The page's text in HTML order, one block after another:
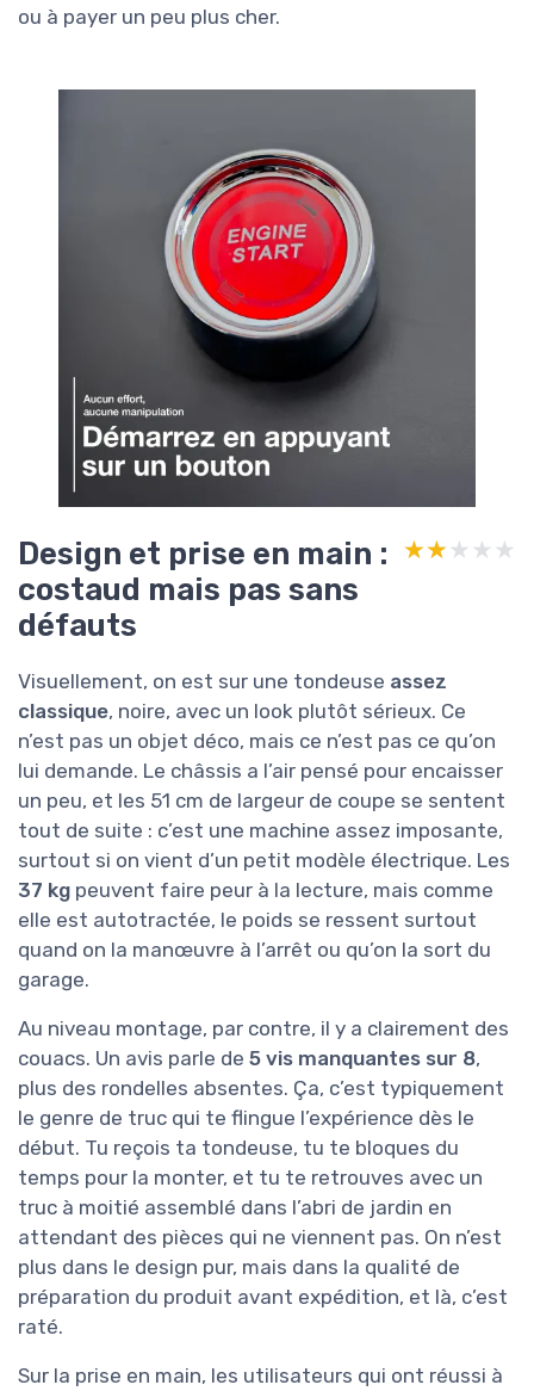
ou à payer un peu plus cher.
Design et prise en main :
costaud mais pas sans
défauts
★★★★★
★★★★★
Visuellement, on est sur une tondeuse assez
classique, noire, avec un look plutôt sérieux. Ce
n’est pas un objet déco, mais ce n’est pas ce qu’on
lui demande. Le châssis a l’air pensé pour encaisser
un peu, et les 51 cm de largeur de coupe se sentent
tout de suite : c’est une machine assez imposante,
surtout si on vient d’un petit modèle électrique. Les
37 kg peuvent faire peur à la lecture, mais comme
elle est autotractée, le poids se ressent surtout
quand on la manœuvre à l’arrêt ou qu’on la sort du
garage.
Au niveau montage, par contre, il y a clairement des
couacs. Un avis parle de 5 vis manquantes sur 8,
plus des rondelles absentes. Ça, c’est typiquement
le genre de truc qui te flingue l’expérience dès le
début. Tu reçois ta tondeuse, tu te bloques du
temps pour la monter, et tu te retrouves avec un
truc à moitié assemblé dans l’abri de jardin en
attendant des pièces qui ne viennent pas. On n’est
plus dans le design pur, mais dans la qualité de
préparation du produit avant expédition, et là, c’est
raté.
Sur la prise en main, les utilisateurs qui ont réussi à